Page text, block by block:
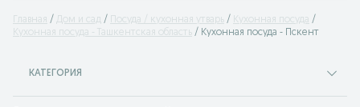
Главная Дом и сад Посуда / кухонная утварь
Кухонная посуда
Кухонная посуда - Ташкентская область
Кухонная посуда - Пскент
КАТЕГОРИЯ